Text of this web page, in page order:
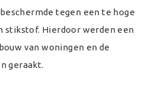
tegen een te hoge
stikstof. Hierdoor werden een
van woningen en de
geraakt.